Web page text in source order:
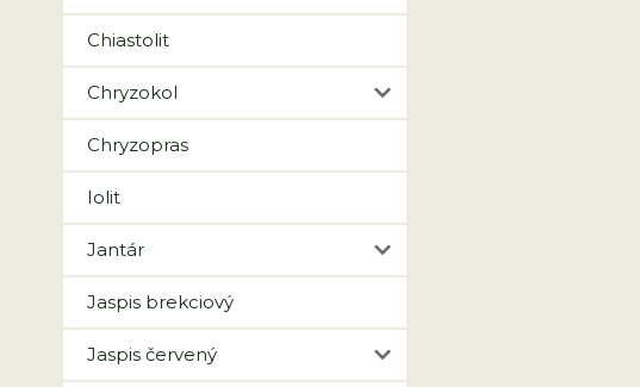
Chiastolit
Chryzokol
Chryzopras
Iolit
Jantár
Jaspis brekciový
Jaspis červený